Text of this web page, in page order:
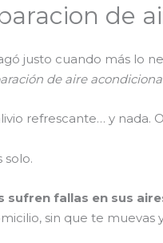
de
justo cuando más lo
de aire
refrescante… y
solo.
sufren fallas en sus
sin que te muevas